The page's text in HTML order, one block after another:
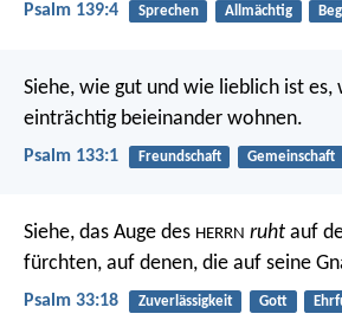
Psalm 139:4 Sprechen Allmächtig
Siehe, wie gut und wie lieblich ist es,
einträchtig beieinander wohnen.
Psalm 133:1 Freundschaft Gemeinschaft
Siehe, das Auge des HERRN ruht auf
fürchten, auf denen, die auf seine
Psalm 33:18 Zuverlässigkeit Gott